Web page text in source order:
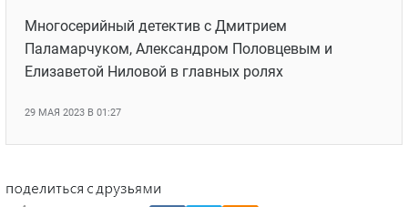
Многосерийный детектив с Дмитрием
Паламарчуком, Александром Половцевым и
Елизаветой Ниловой в главных ролях
29 МАЯ 2023 В 01:27